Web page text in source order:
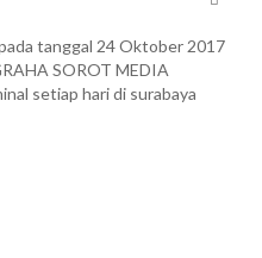
tanggal 24 Oktober 2017
SOROT MEDIA
setiap hari di surabaya